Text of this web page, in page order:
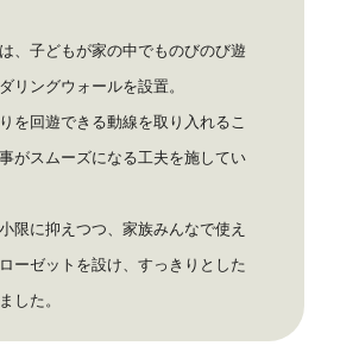
、子どもが家の中でものびのび遊
リングウォールを設置。
を回遊できる動線を取り入れるこ
がスムーズになる工夫を施してい
限に抑えつつ、家族みんなで使え
ーゼットを設け、すっきりとした
した。